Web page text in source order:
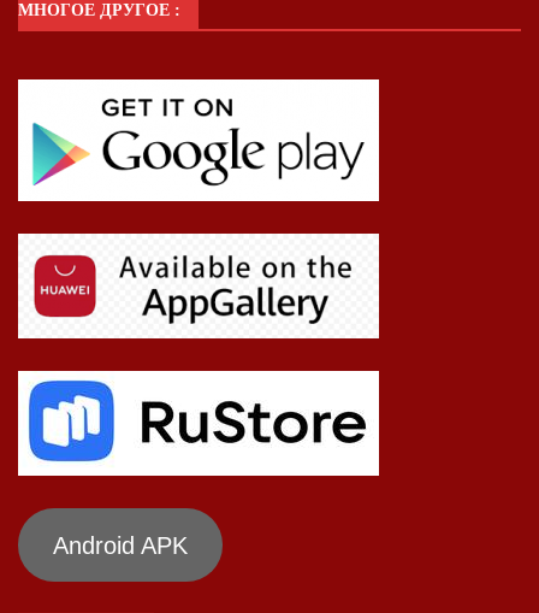
МНОГОЕ ДРУГОЕ :
Android APK